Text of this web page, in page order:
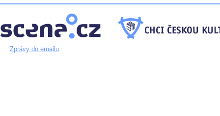
Zprávy do emailu